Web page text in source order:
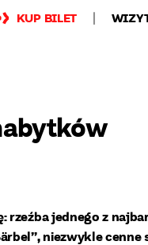
KUP BILET
jednego z
niezwykle